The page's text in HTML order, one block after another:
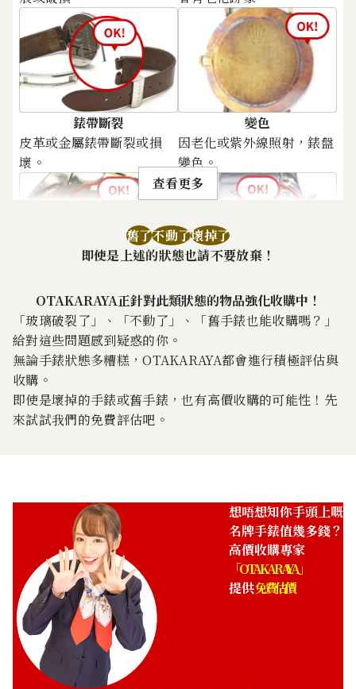
Lange & Söhne 1815
206.032
參考回收價
收購日期: 2026年3月
Lange & Söhne 1815
222.037/ LSLS2204AA
參考回收價
收購日期: 2026年1月
錶帶斷裂
皮革或金屬錶帶斷裂或損
壞。
變色
因老化或紫外線照射，錶盤
變色。
金屬部件有鏽跡。
錶扣或錶帶上的扣具有刮
痕。
錶圈鬆動
錶圈鬆脫或容易脫落。
查看更多
舊了不動了壞掉了
即使是上述的狀態也請不要放棄！
OTAKARAYA正針對此類狀態的物品強化收購中！
「玻璃破裂了」、「不動了」、「舊手錶也能收購嗎？」
給對這些問題感到疑惑的你。
無論手錶狀態多糟糕，OTAKARAYA都會進行積極評估與
收購。
即使是壞掉的手錶或舊手錶，也有高價收購的可能性！先
來試試我們的免費評估吧。
想唔想知你手頭上嘅
名牌手錶值幾多錢？
高價收購專家
「OTAKARAYA」
提供免費估價